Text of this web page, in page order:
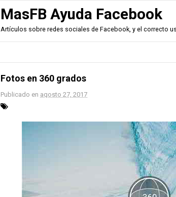
MasFB Ayuda Facebook
Artículos sobre redes sociales de Facebook, y el correcto
Fotos en 360 grados
Publicado en agosto 27, 2017